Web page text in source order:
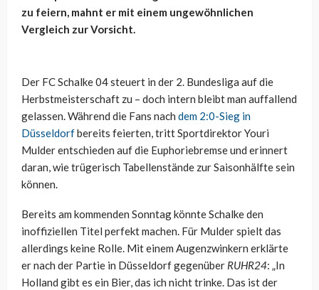
zu feiern, mahnt er mit einem ungewöhnlichen
Vergleich zur Vorsicht.
Der FC Schalke 04 steuert in der 2. Bundesliga auf die
Herbstmeisterschaft zu – doch intern bleibt man auffallend
gelassen. Während die Fans nach dem 2:0-Sieg in
Düsseldorfbereits feierten, tritt Sportdirektor Youri
Mulder entschieden auf die Euphoriebremse und erinnert
daran, wie trügerisch Tabellenstände zur Saisonhälfte sein
können.
Bereits am kommenden Sonntag könnte Schalke den
inoffiziellen Titel perfekt machen. Für Mulder spielt das
allerdings keine Rolle. Mit einem Augenzwinkern erklärte
er nach der Partie in Düsseldorf gegenüber RUHR24: „In
Holland gibt es ein Bier, das ich nicht trinke. Das ist der